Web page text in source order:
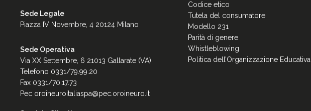
Sede Legale
Piazza IV Novembre, 4 20124 Milano
Sede Operativa
Via XX Settembre, 6 21013 Gallarate (VA)
Telefono 0331/79.99.20
Fax 0331/70.17.73
Pec oroineuroitaliaspa@pec.oroineuro.it
Codice etico
Tutela del consumatore
Modello 231
Parità di genere
Whistleblowing
Politica dell’Organizzazione Educativa